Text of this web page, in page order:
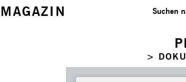
MAGAZIN
Suchen
>